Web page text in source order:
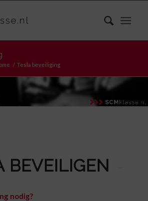
/ Tesla beveiliging
BEVEILIGEN
nodig?